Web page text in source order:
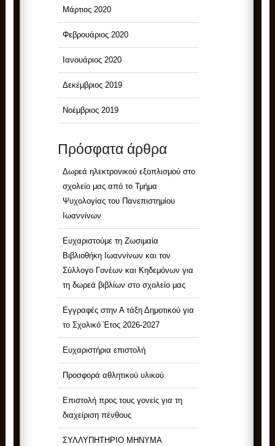
Μάρτιος 2020
Φεβρουάριος 2020
Ιανουάριος 2020
Δεκέμβριος 2019
Νοέμβριος 2019
Πρόσφατα άρθρα
Δωρεά ηλεκτρονικού εξοπλισμού στο
σχολείο μας από το Τμήμα
Ψυχολογίας του Πανεπιστημίου
Ιωαννίνων
Ευχαριστούμε τη Ζωσιμαία
Βιβλιοθήκη Ιωαννίνων και τον
Σύλλογο Γονέων και Κηδεμόνων για
τη δωρεά βιβλίων στο σχολείο μας
Εγγραφές στην Α τάξη Δημοτικού για
το Σχολικό Έτος 2026-2027
Ευχαριστήρια επιστολή
Προσφορά αθλητικού υλικού
Επιστολή προς τους γονείς για τη
διαχείριση πένθους
ΣΥΛΛΥΠΗΤΗΡΙΟ ΜΗΝΥΜΑ